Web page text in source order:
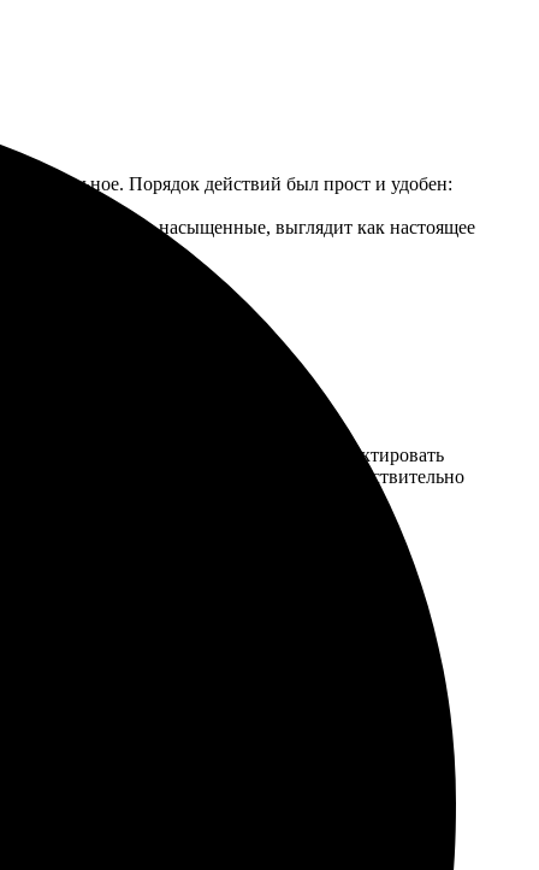
Порядок действий был прост и удобен:
яркая, цвета насыщенные, выглядит как настоящее
шаблон. Порадовало, что можно редактировать
никаких повреждений. Цены действительно